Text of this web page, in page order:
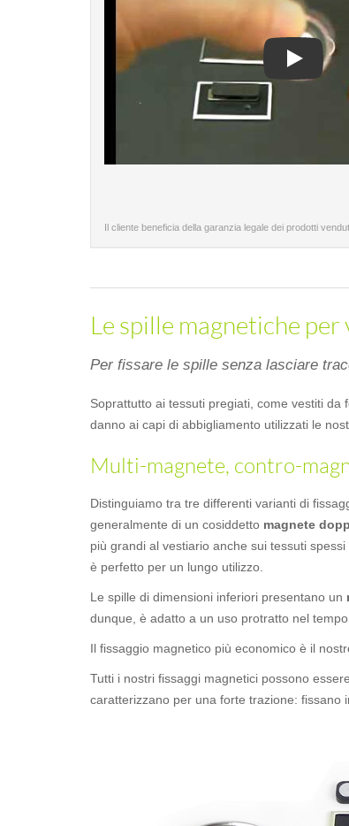
Il cliente beneficia della garanzia legale dei prodotti
Le spille magnetiche
Per fissare le spille senza lasciare
Soprattutto ai tessuti pregiati, come vestiti
danno ai capi di abbigliamento utilizzati le
Multi-magnete, contro-
Distinguiamo tra tre differenti varianti di
generalmente di un cosiddetto magnete
più grandi al vestiario anche sui tessuti
è perfetto per un lungo utilizzo.
Le spille di dimensioni inferiori presentano un
dunque, è adatto a un uso protratto nel
Il fissaggio magnetico più economico è il
Tutti i nostri fissaggi magnetici possono
caratterizzano per una forte trazione: fissano